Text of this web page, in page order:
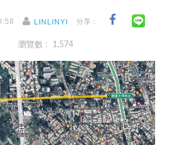
LINLINYI 分享：
瀏覽數 : 1,574